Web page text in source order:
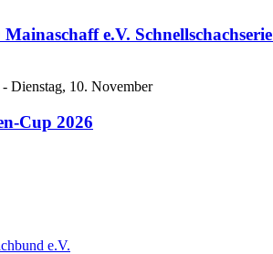
e.V.
- Dienstag, 10. November
Cup 2026
e.V.